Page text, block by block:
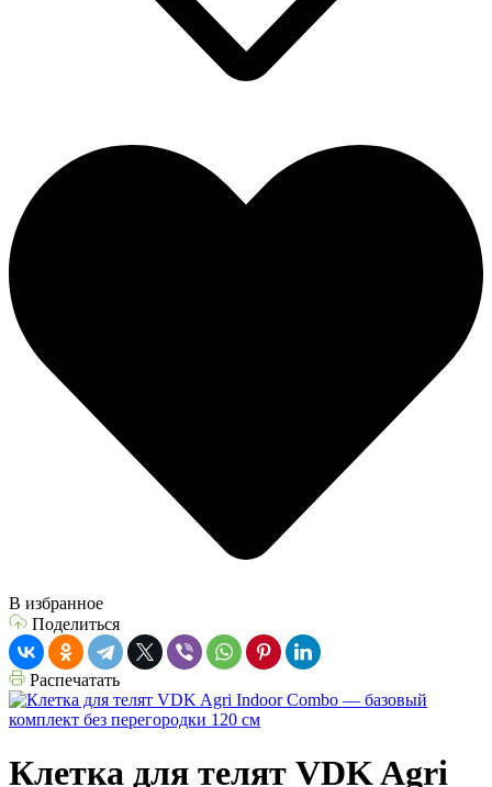
В избранное
Поделиться
Распечатать
Клетка для телят VDK Agri